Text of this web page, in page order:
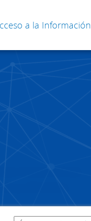
a la Información